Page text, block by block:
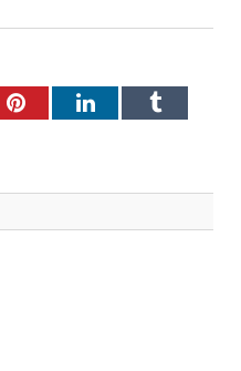
PinterestLinkedInTumblr